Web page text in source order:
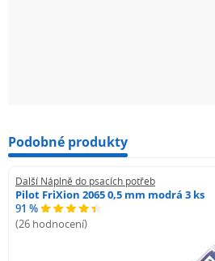
Podobné produkty
Další Náplně do psacích potřeb
Pilot FriXion 2065 0,5 mm modrá 3 ks
91 %
(26 hodnocení)